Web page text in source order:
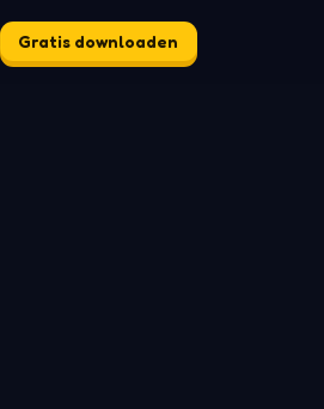
Gratis downloaden